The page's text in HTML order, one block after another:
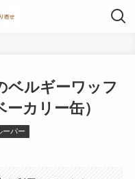
ベルギーワッフ
カリー缶）
ーパー